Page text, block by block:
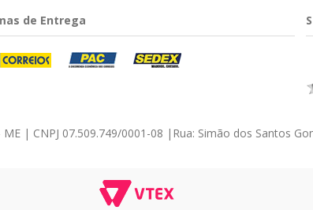
de Entrega
| CNPJ 07.509.749/0001-08 | Rua: Simão dos Santos